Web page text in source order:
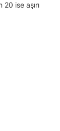
ise aşırı